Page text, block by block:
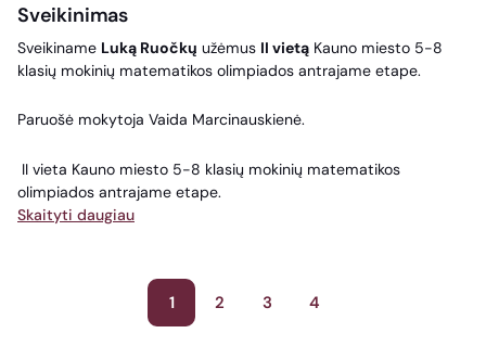
Sveikinimas
Sveikiname Luką Ruočkų užėmus II vietą Kauno miesto 5-8
klasių mokinių matematikos olimpiados antrajame etape.
Paruošė mokytoja Vaida Marcinauskienė.
II vieta Kauno miesto 5-8 klasių mokinių matematikos
olimpiados antrajame etape.
Skaityti daugiau
1 2 3 4